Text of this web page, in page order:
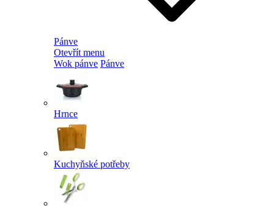
Pánve
Otevřít menu
Wok pánve Pánve
Hrnce
Kuchyňské potřeby